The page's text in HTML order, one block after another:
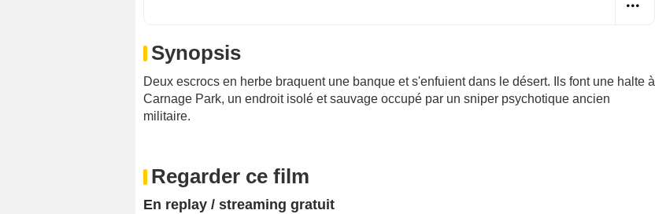
Synopsis
Deux escrocs en herbe braquent une banque et s'enfuient dans le désert. Ils font une halte à
Carnage Park, un endroit isolé et sauvage occupé par un sniper psychotique ancien
militaire.
Regarder ce film
En replay / streaming gratuit